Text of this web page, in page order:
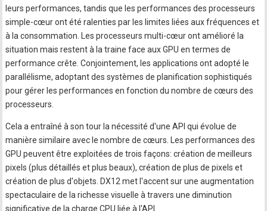
leurs performances, tandis que les performances des processeurs
simple-cœur ont été ralenties par les limites liées aux fréquences et
à la consommation. Les processeurs multi-cœur ont amélioré la
situation mais restent à la traine face aux GPU en termes de
performance crête. Conjointement, les applications ont adopté le
parallélisme, adoptant des systèmes de planification sophistiqués
pour gérer les performances en fonction du nombre de cœurs des
processeurs.
Cela a entraîné à son tour la nécessité d'une API qui évolue de
manière similaire avec le nombre de cœurs. Les performances des
GPU peuvent être exploitées de trois façons: création de meilleurs
pixels (plus détaillés et plus beaux), création de plus de pixels et
création de plus d'objets. DX12 met l'accent sur une augmentation
spectaculaire de la richesse visuelle à travers une diminution
significative de la charge CPU liée à l'API.